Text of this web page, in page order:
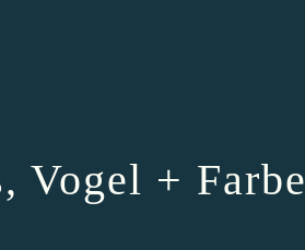
Vogel + Farbe